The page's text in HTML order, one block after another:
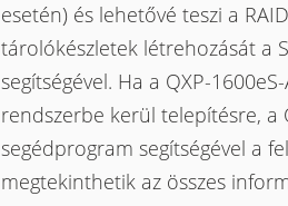
esetén) és lehetővé teszi a
tárolókészletek létrehozását a
segítségével. Ha a QXP-
rendszerbe kerül telepítésre, a
segédprogram segítségével a
megtekinthetik az összes